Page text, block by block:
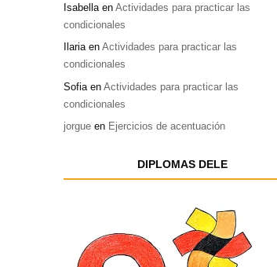
Isabella enActividades para practicar las
condicionales
IlariaenActividades para practicar las
condicionales
Sofia enActividades para practicar las
condicionales
jorgue en Ejercicios de acentuación
DIPLOMAS DELE